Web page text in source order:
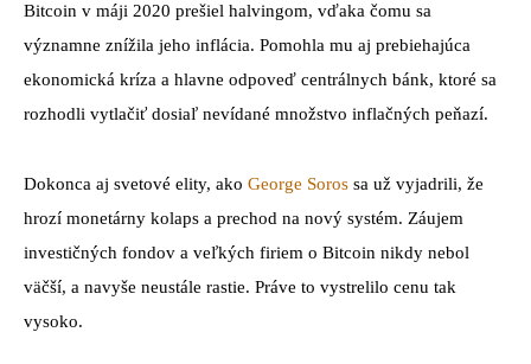
Bitcoin v máji 2020 prešiel halvingom, vďaka čomu sa
významne znížila jeho inflácia. Pomohla mu aj prebiehajúca
ekonomická kríza a hlavne odpoveď centrálnych bánk, ktoré sa
rozhodli vytlačiť dosiaľ nevídané množstvo inflačných peňazí.
Dokonca aj svetové elity, ako George Soros sa už vyjadrili, že
hrozí monetárny kolaps a prechod na nový systém. Záujem
investičných fondov a veľkých firiem o Bitcoin nikdy nebol
väčší, a navyše neustále rastie. Práve to vystrelilo cenu tak
vysoko.